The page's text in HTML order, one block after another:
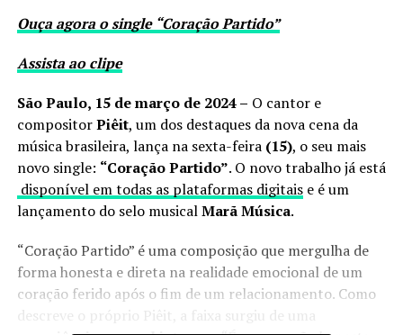
Ouça agora o single “Coração Partido”
Assista ao clipe
São Paulo, 15 de março de 2024 – O cantor e
compositorPiêit, um dos destaques da nova cena da
música brasileira, lança na sexta-feira (15), o seu mais
novo single: “Coração Partido”. O novo trabalho já está
disponível em todas as plataformas digitaise é um
lançamento do selo musicalMarã Música.
“Coração Partido” é uma composição que mergulha de
forma honesta e direta na realidade emocional de um
coração ferido após o fim de um relacionamento. Como
descreve o próprio Piêit, a faixa surgiu de uma